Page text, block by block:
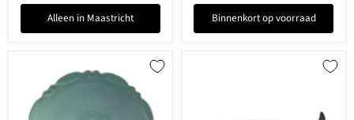
Alleen in Maastricht Binnenkort op voorraad